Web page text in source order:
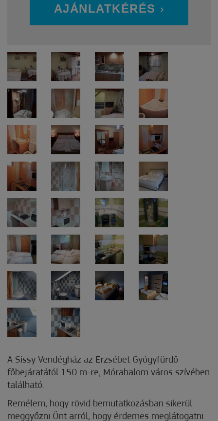
AJÁNLATKÉRÉS
A Sissy Vendégház az Erzsébet Gyógyfürdő
főbejáratától 150 m-re, Mórahalom város szívében
található.
Remélem, hogy rövid bemutatkozásban sikerül
meggyőzni Önt arról, hogy érdemes meglátogatni